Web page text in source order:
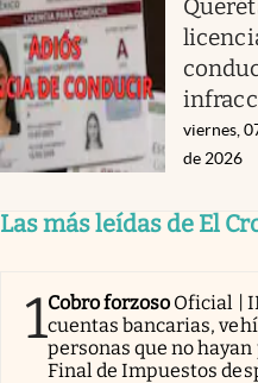
viernes,
de 2026
Las más leídas de El
1Cobro forzoso Oficial |
cuentas bancarias,
personas que no
Final de Impuestos